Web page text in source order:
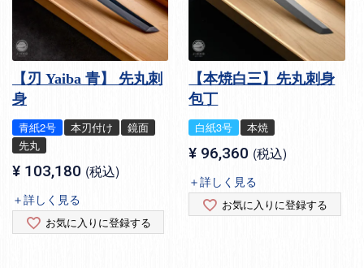
【刃 Yaiba 青】 先丸刺
身
青紙2号 本刃付け
鏡面
先丸
¥ 103,180 税込
＋詳しく見る
お気に入りに登録する
【本焼白三】先丸刺身
包丁
白紙3号 本焼
¥ 96,360 税込
＋詳しく見る
お気に入りに登録する